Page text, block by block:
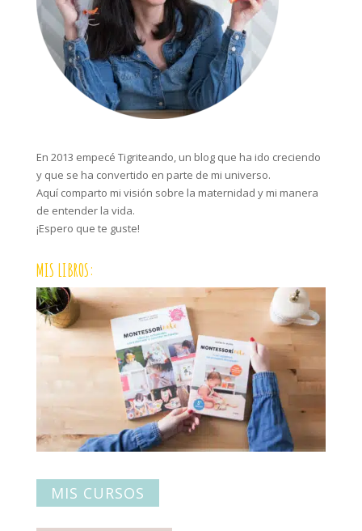
En 2013 empecé Tigriteando, un blog que ha ido creciendo
y que se ha convertido en parte de mi universo.
Aquí comparto mi visión sobre la maternidad y mi manera
de entender la vida.
¡Espero que te guste!
MIS LIBROS:
MIS CURSOS